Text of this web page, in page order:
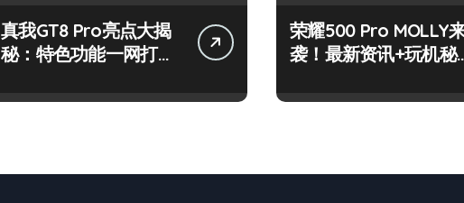
真我GT8 Pro亮点大揭
秘：特色功能一网打
荣耀500 Pro MOLLY
袭！最新资讯+玩机秘